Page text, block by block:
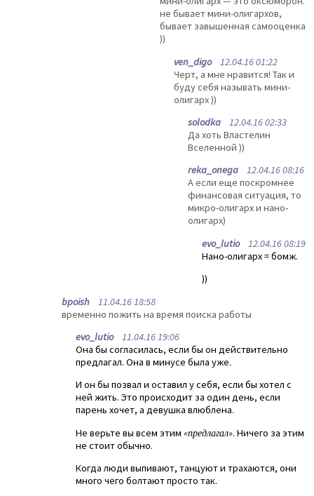
не бывает мини-олигархов,
бывает завышенная самооценка
))
ven_digo12.04.16 01:22
Черт, а мне нравится! Так и
буду себя называть мини-
олигарх ))
solodka 12.04.16 02:33
Да хоть Властелин
Вселенной ))
reka_onega 12.04.16 08:16
А если еще поскромнее
финансовая ситуация, то
микро-олигарх и нано-
олигарх)
evo_lutio12.04.16 08:19
Нано-олигарх = бомж.
))
bpoish 11.04.16 18:58
временно пожить на время поиска работы
evo_lutio11.04.16 19:06
Она бы согласилась, если бы он действительно
предлагал. Она в минусе была уже.
И он бы позвал и оставил у себя, если бы хотел с
ней жить. Это происходит за один день, если
парень хочет, а девушка влюблена.
Не верьте вы всем этим «предлагал». Ничего за этим
не стоит обычно.
Когда люди выпивают, танцуют и трахаются, они
много чего болтают просто так.